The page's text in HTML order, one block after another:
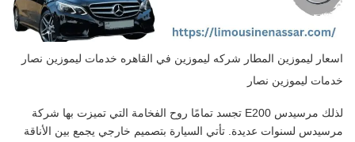
اسعار ليموزين المطار شركه ليموزين في القاهره خدمات ليموزين نصار
خدمات ليموزين نصار
لذلك مرسيدس E200 تجسد تمامًا روح الفخامة التي تميزت بها شركة
مرسيدس لسنوات عديدة. تأتي السيارة بتصميم خارجي يجمع بين الأناقة